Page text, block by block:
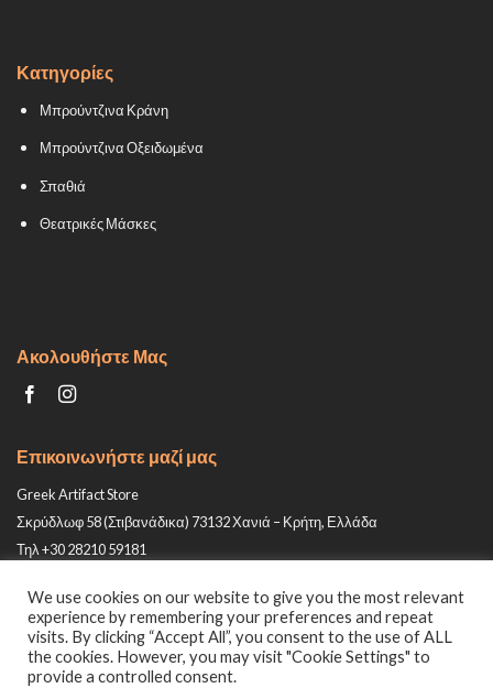
Κατηγορίες
Μπρούντζινα Κράνη
Μπρούντζινα Οξειδωμένα
Σπαθιά
Θεατρικές Μάσκες
Ακολουθήστε Μας
Επικοινωνήστε μαζί μας
Greek Artifact Store
Σκρύδλωφ 58 (Στιβανάδικα) 73132 Χανιά – Κρήτη, Ελλάδα
Τηλ +30 28210 59181
We use cookies on our website to give you the most relevant
experience by remembering your preferences and repeat
visits. By clicking “Accept All”, you consent to the use of ALL
the cookies. However, you may visit "Cookie Settings" to
provide a controlled consent.